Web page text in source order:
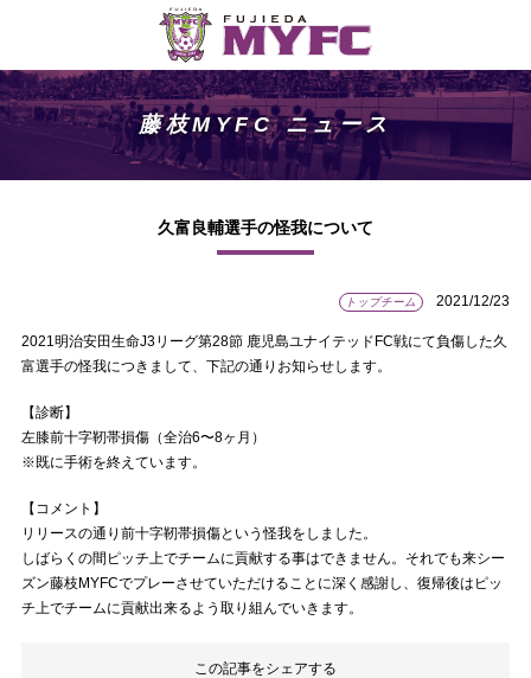
藤枝MYFC ニュース
久富良輔選手の怪我について
トップチーム 2021/12/23
2021明治安田生命J3リーグ第28節 鹿児島ユナイテッドFC戦にて負傷した久
富選手の怪我につきまして、下記の通りお知らせします。
【診断】
左膝前十字靭帯損傷（全治6〜8ヶ月）
※既に手術を終えています。
【コメント】
リリースの通り前十字靭帯損傷という怪我をしました。
しばらくの間ピッチ上でチームに貢献する事はできません。それでも来シー
ズン藤枝MYFCでプレーさせていただけることに深く感謝し、復帰後はピッ
チ上でチームに貢献出来るよう取り組んでいきます。
この記事をシェアする